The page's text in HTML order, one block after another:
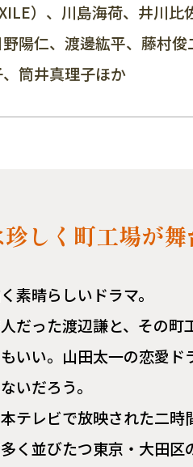
）、川島海荷、井川比
陽仁、渡邊紘平、藤村俊
筒井真理子ほか
しく町工場が舞
素晴らしいドラマ。
だった渡辺謙と、その町
いい。山田太一の恋愛ド
いだろう。
テレビで放映された二時
く並びたつ東京・大田区